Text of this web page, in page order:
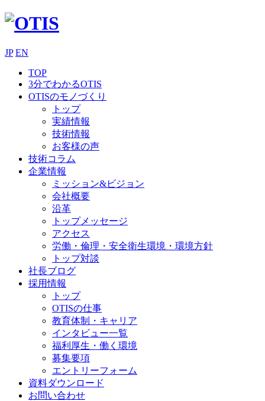
JP EN
TOP
3分でわかるOTIS
OTISのモノづくり
トップ
実績情報
技術情報
お客様の声
技術コラム
企業情報
ミッション&ビジョン
会社概要
沿革
トップメッセージ
アクセス
労働・倫理・安全衛生環境・環境方針
トップ対談
社長ブログ
採用情報
トップ
OTISの仕事
教育体制・キャリア
インタビュー一覧
福利厚生・働く環境
募集要項
エントリーフォーム
資料ダウンロード
お問い合わせ